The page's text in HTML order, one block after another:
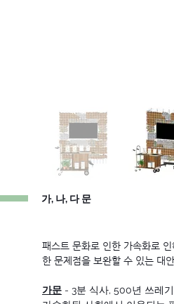
​가, 나, 다 문
패스트 문화로 인한 가속화로
한 문제점을 보완할 수 있는 대
가문 - 3분 식사, 500년 쓰레기